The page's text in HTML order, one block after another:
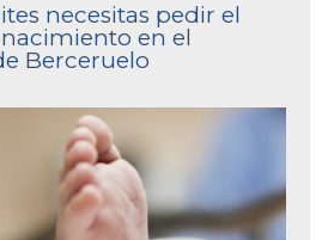
necesitas pedir el
en el
Berceruelo